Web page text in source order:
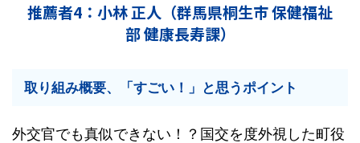
推薦者4：小林 正人（群馬県桐生市 保健福祉
部 健康長寿課）
取り組み概要、「すごい！」と思うポイント
外交官でも真似できない！？国交を度外視した町役